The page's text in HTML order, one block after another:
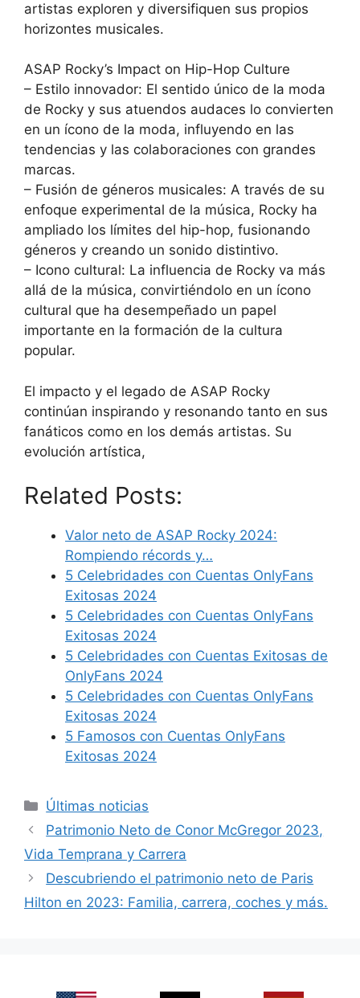
artistas exploren y diversifiquen sus propios
horizontes musicales.
ASAP Rocky’s Impact on Hip-Hop Culture
– Estilo innovador: El sentido único de la moda
de Rocky y sus atuendos audaces lo convierten
en un ícono de la moda, influyendo en las
tendencias y las colaboraciones con grandes
marcas.
– Fusión de géneros musicales: A través de su
enfoque experimental de la música, Rocky ha
ampliado los límites del hip-hop, fusionando
géneros y creando un sonido distintivo.
– Icono cultural: La influencia de Rocky va más
allá de la música, convirtiéndolo en un ícono
cultural que ha desempeñado un papel
importante en la formación de la cultura
popular.
El impacto y el legado de ASAP Rocky
continúan inspirando y resonando tanto en sus
fanáticos como en los demás artistas. Su
evolución artística,
Related Posts:
Valor neto de ASAP Rocky 2024:
Rompiendo récords y…
5 Celebridades con Cuentas OnlyFans
Exitosas 2024
5 Celebridades con Cuentas OnlyFans
Exitosas 2024
5 Celebridades con Cuentas Exitosas de
OnlyFans 2024
5 Celebridades con Cuentas OnlyFans
Exitosas 2024
5 Famosos con Cuentas OnlyFans
Exitosas 2024
Categories
Últimas noticias
Patrimonio Neto de Conor McGregor 2023,
Vida Temprana y Carrera
Descubriendo el patrimonio neto de Paris
Hilton en 2023: Familia, carrera, coches y más.